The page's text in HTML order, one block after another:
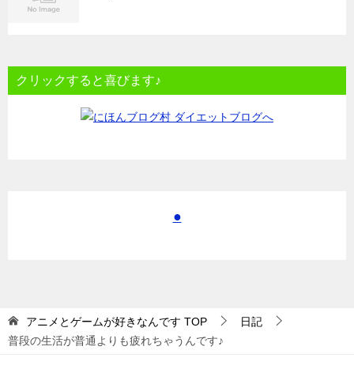
クリックすると喜びます♪
●
アニメとゲームが好きなんです TOP
日記
普段の生活が普通よりも疲れちゃうんです♪